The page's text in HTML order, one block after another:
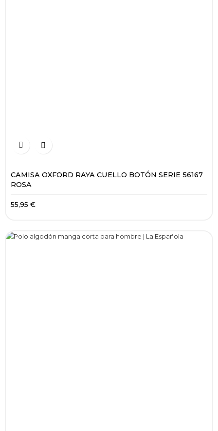
 
CAMISA OXFORD RAYA CUELLO BOTÓN SERIE 56167
ROSA
55,95 €